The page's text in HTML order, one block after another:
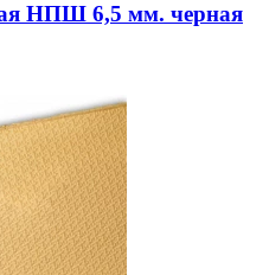
НПШ 6,5 мм. черная